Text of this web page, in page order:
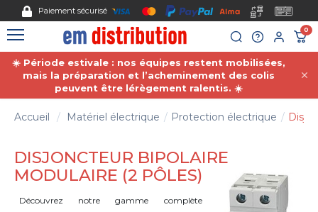
Paiement sécurisé
0
☀️ Période estivale : nos équipes restent mobilisées,
mais la préparation et l’acheminement des colis
peuvent être lérègement ralentis. ☀️
Accueil Matériel électrique Protection électrique
DISJONCTEUR BIPOLAIRE
MODULAIRE (2 PÔLES)
Découvrez notre gamme complète
Gestion des cookies